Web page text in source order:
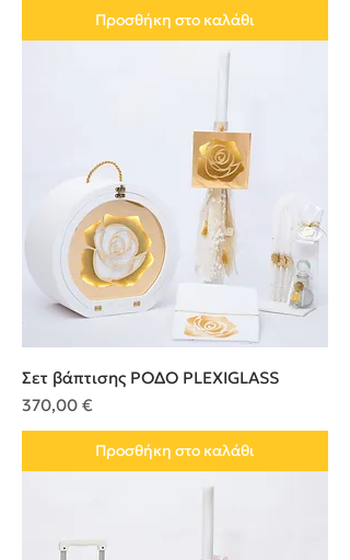
Προσθήκη στο καλάθι
Σετ βάπτισης ΡΟΔΟ PLEXIGLASS
Τιμή
370,00 €
Προσθήκη στο καλάθι